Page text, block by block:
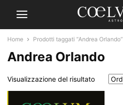
Home Prodotti taggati “Andrea Orlando”
Andrea Orlando
Visualizzazione del risultato